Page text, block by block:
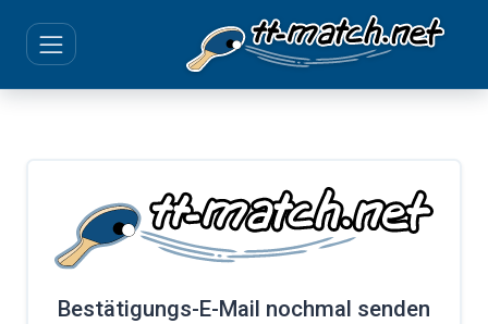
Bestätigungs-E-Mail nochmal senden